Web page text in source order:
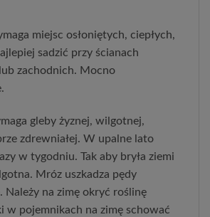
miejsc osłoniętych, ciepłych,
sadzić przy ścianach
zachodnich. Mocno
gleby żyznej, wilgotnej,
zdrewniałej. W upalne lato
w tygodniu. Tak aby bryła ziemi
Mróz uszkadza pędy
Należy na zimę okryć roślinę
w pojemnikach na zimę schować